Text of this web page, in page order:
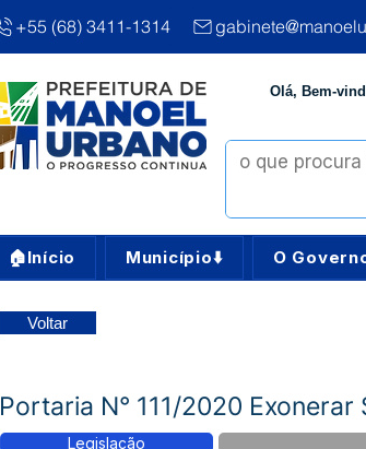
+55 (68) 3411-1314
Olá, Bem-
🏠Início Município⬇️ O
Voltar
Portaria N° 111/2020
Legislação